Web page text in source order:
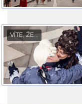
VÍTE, ŽE...